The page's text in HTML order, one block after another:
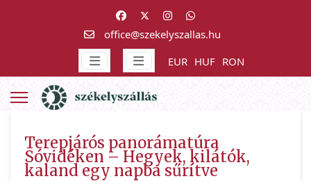
office@szekelyszallas.hu
EUR HUF RON
Terepjárós panorámatúra
Sóvidéken – Hegyek, kilátók,
kaland egy napba sűrítve